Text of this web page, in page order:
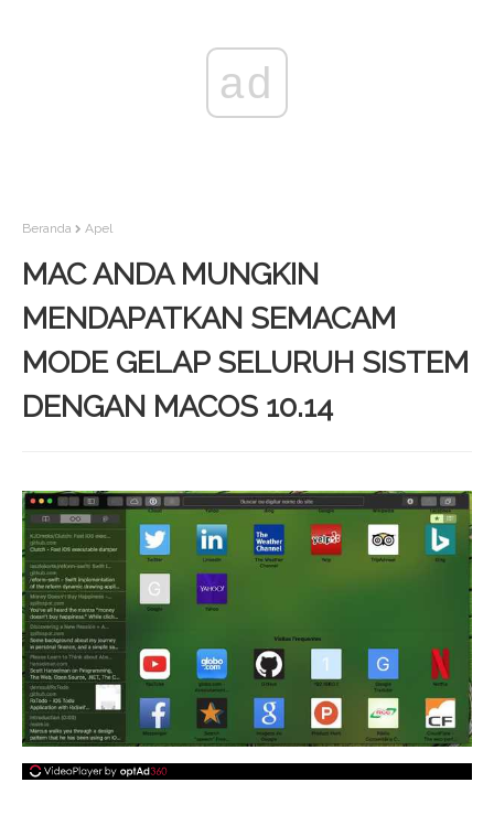
ad
Beranda Apel
MAC ANDA MUNGKIN
MENDAPATKAN SEMACAM
MODE GELAP SELURUH SISTEM
DENGAN MACOS 10.14